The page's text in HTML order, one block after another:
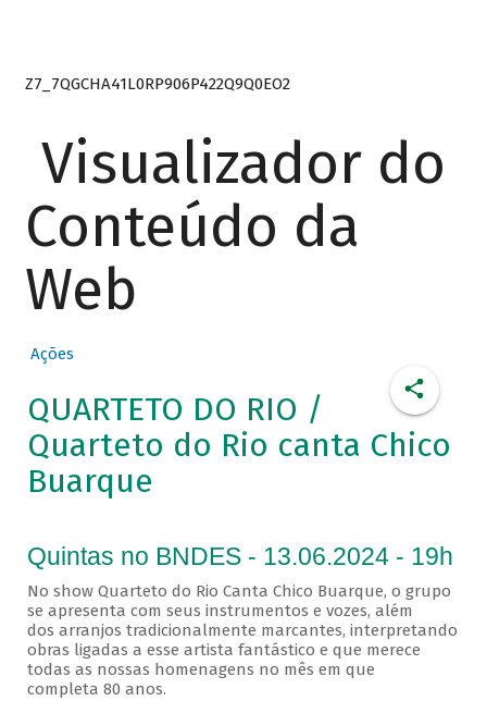
Z7_7QGCHA41L0RP906P422Q9Q0EO2
Visualizador do
Conteúdo da
Web
Ações
QUARTETO DO RIO /
Quarteto do Rio canta Chico
Buarque
Quintas no BNDES - 13.06.2024 - 19h
No show Quarteto do Rio Canta Chico Buarque, o grupo
se apresenta com seus instrumentos e vozes, além
dos arranjos tradicionalmente marcantes, interpretando
obras ligadas a esse artista fantástico e que merece
todas as nossas homenagens no mês em que
completa 80 anos.